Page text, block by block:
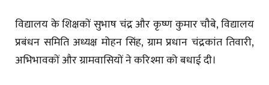
विद्यालय के शिक्षकों सुभाष चंद्र और कृष्ण कुमार चौबे, विद्यालय
प्रबंधन समिति अध्यक्ष मोहन सिंह, ग्राम प्रधान चंद्रकांत तिवारी,
अभिभावकों और ग्रामवासियों ने करिश्मा को बधाई दी।